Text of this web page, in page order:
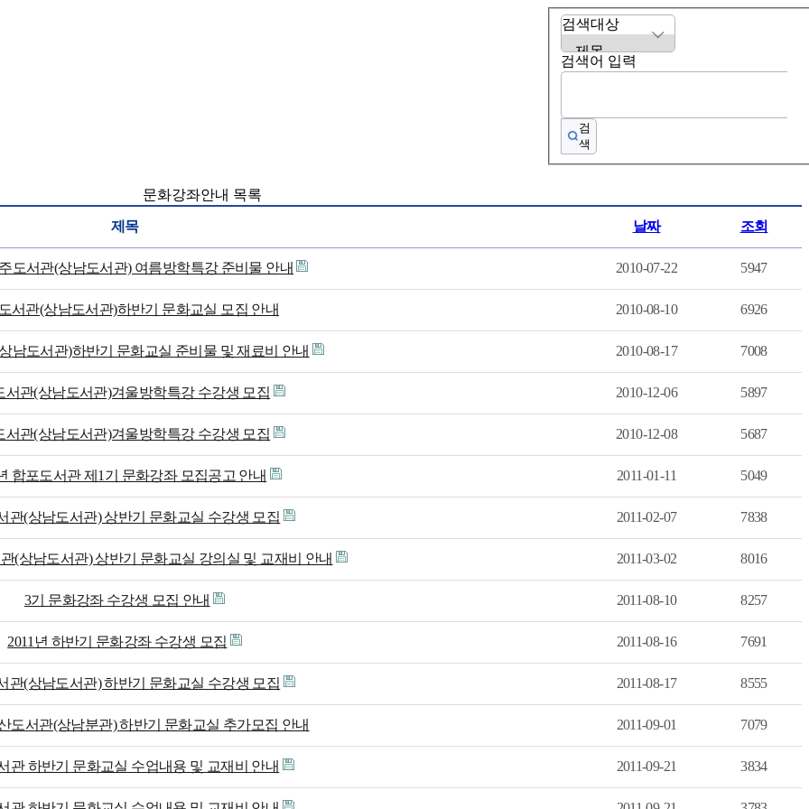
검색대상
검색어 입력
검
색
문화강좌안내 목록
제목 날짜 조회
도서관(상남도서관) 여름방학특강 준비물 안내 2010-07-22 5947
서관(상남도서관)하반기 문화교실 모집 안내 2010-08-10 6926
남도서관)하반기 문화교실 준비물 및 재료비 안내 2010-08-17 7008
서관(상남도서관)겨울방학특강 수강생 모집 2010-12-06 5897
서관(상남도서관)겨울방학특강 수강생 모집 2010-12-08 5687
합포도서관 제1기 문화강좌 모집공고 안내 2011-01-11 5049
관(상남도서관) 상반기 문화교실 수강생 모집 2011-02-07 7838
(상남도서관) 상반기 문화교실 강의실 및 교재비 안내 2011-03-02 8016
3기 문화강좌 수강생 모집 안내 2011-08-10 8257
2011년 하반기 문화강좌 수강생 모집 2011-08-16 7691
관(상남도서관) 하반기 문화교실 수강생 모집 2011-08-17 8555
도서관(상남분관) 하반기 문화교실 추가모집 안내 2011-09-01 7079
관 하반기 문화교실 수업내용 및 교재비 안내 2011-09-21 3834